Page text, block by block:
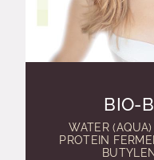
BIO-
WATER
PROTEIN